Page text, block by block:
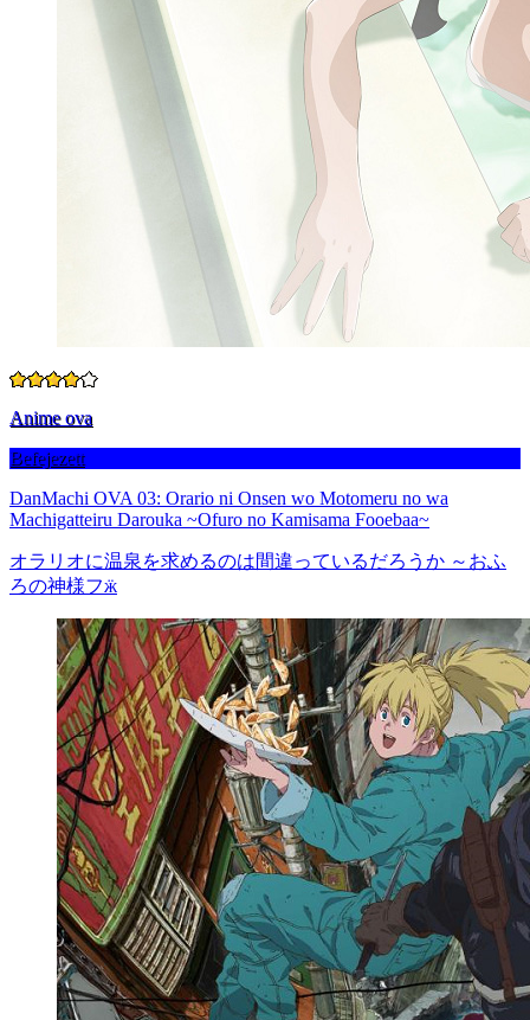
Anime ova
Befejezett
DanMachi OVA 03: Orario ni Onsen wo Motomeru no wa
Machigatteiru Darouka ~Ofuro no Kamisama Fooebaa~
オラリオに温泉を求めるのは間違っているだろうか ～おふ
ろの神様フӝ